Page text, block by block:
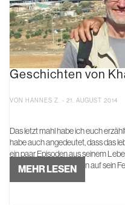
Geschichten von
VON HANNES Z. - 21. AUGUST 2014
Das letzt mahl habe ich euch
habe auch angedeutet, dass das
ein paar Episoden aus seinem
Begleitung von Soldaten auf sein
MEHR LESEN